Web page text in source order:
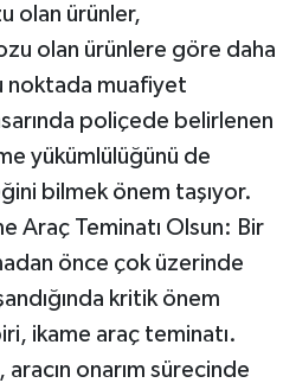
olan ürünler,
olan ürünlere göre daha
noktada muafiyet
poliçede belirlenen
yükümlülüğünü de
bilmek önem taşıyor.
Araç Teminatı Olsun: Bir
önce çok üzerinde
kritik önem
ikame araç teminatı.
onarım sürecinde